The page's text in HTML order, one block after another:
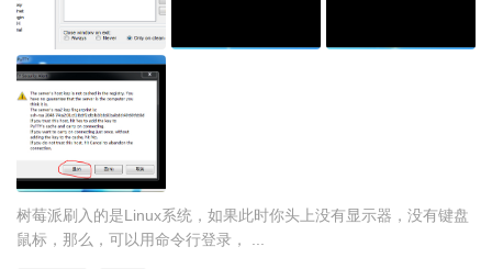
树莓派刷入的是Linux系统，如果此时你头上没有显示器，没有键盘
鼠标，那么，可以用命令行登录， ...